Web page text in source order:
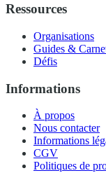
Ressources
Organisations
Guides &
Défis
Informations
À propos
Nous contacter
Informations
CGV
Politiques de